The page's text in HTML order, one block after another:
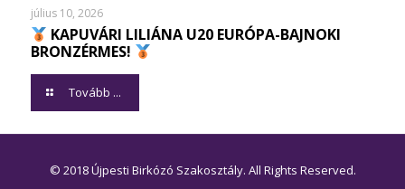
július 10, 2026
KAPUVÁRI LILIÁNA U20 EURÓPA-BAJNOKI
BRONZÉRMES!
Tovább ...
© 2018 Újpesti Birkózó Szakosztály. All Rights Reserved.